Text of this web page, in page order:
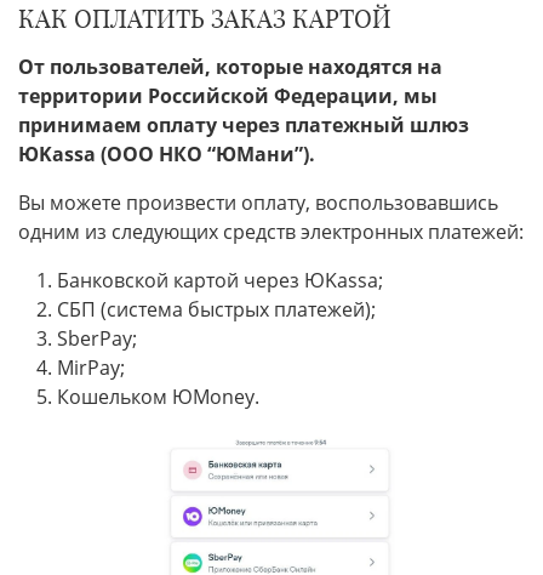
КАК ОПЛАТИТЬ ЗАКАЗ КАРТОЙ
От пользователей, которые находятся на
территории Российской Федерации, мы
принимаем оплату через платежный шлюз
ЮKassa (ООО НКО “ЮМани”).
Вы можете произвести оплату, воспользовавшись
одним из следующих средств электронных платежей:
Банковской картой через ЮKassa;
СБП (система быстрых платежей);
SberPay;
MirPay;
Кошельком ЮMoney.